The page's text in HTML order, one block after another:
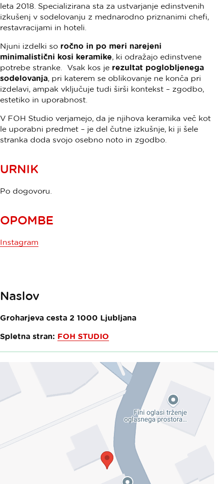
leta 2018. Specializirana sta za ustvarjanje edinstvenih
izkušenj v sodelovanju z mednarodno priznanimi chefi,
restavracijami in hoteli.
Njuni izdelki so ročno in po meri narejeni
minimalistični kosi keramike, ki odražajo edinstvene
potrebe stranke. Vsak kos je rezultat poglobljenega
sodelovanja, pri katerem se oblikovanje ne konča pri
izdelavi, ampak vključuje tudi širši kontekst – zgodbo,
estetiko in uporabnost.
V FOH Studio verjamejo, da je njihova keramika več kot
le uporabni predmet – je del čutne izkušnje, ki ji šele
stranka doda svojo osebno noto in zgodbo.
URNIK
Po dogovoru.
OPOMBE
Instagram
Naslov
Groharjeva cesta 2 1000 Ljubljana
Spletna stran: FOH STUDIO